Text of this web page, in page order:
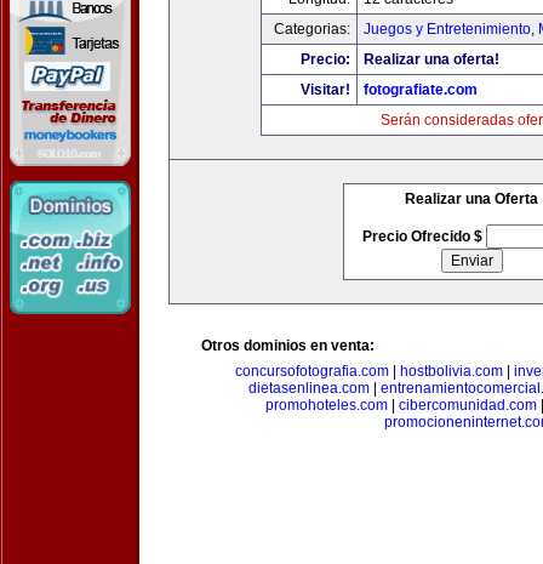
Categorias:
Juegos y Entretenimiento,
Precio:
Realizar una oferta!
Visitar!
fotografiate.com
Serán consideradas
Realizar una Oferta
Precio Ofrecido $
Otros dominios en venta:
concursofotografia.com| hostbolivia.com|
dietasenlinea.com|
promohoteles.com
cibercomunidad.com